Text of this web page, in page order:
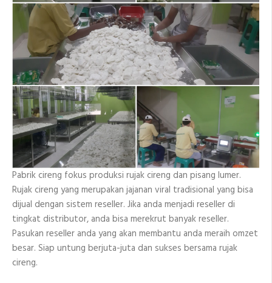
Pabrik cireng fokus produksi rujak cireng dan pisang lumer.
Rujak cireng yang merupakan jajanan viral tradisional yang bisa
dijual dengan sistem reseller. Jika anda menjadi reseller di
tingkat distributor, anda bisa merekrut banyak reseller.
Pasukan reseller anda yang akan membantu anda meraih omzet
besar. Siap untung berjuta-juta dan sukses bersama rujak
cireng.